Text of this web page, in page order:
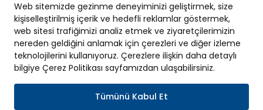
Web sitemizde gezinme deneyiminizi geliştirmek, size
kişiselleştirilmiş içerik ve hedefli reklamlar göstermek,
web sitesi trafiğimizi analiz etmek ve ziyaretçilerimizin
nereden geldiğini anlamak için çerezleri ve diğer izleme
teknolojilerini kullanıyoruz. Çerezlere ilişkin daha detaylı
bilgiye Çerez Politikası sayfamızdan ulaşabilirsiniz.
Tümünü Kabul Et